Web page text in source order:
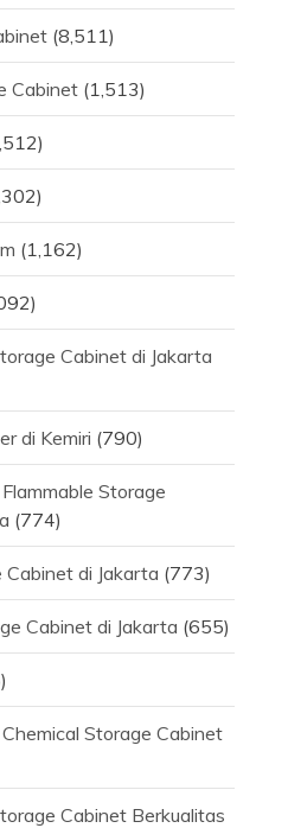
(8,511)
Cabinet (1,513)
(1,162)
Cabinet di Jakarta
di Kemiri (790)
Storage
(774)
Cabinet di Jakarta (773)
Cabinet di Jakarta (655)
Storage Cabinet
Cabinet Berkualitas